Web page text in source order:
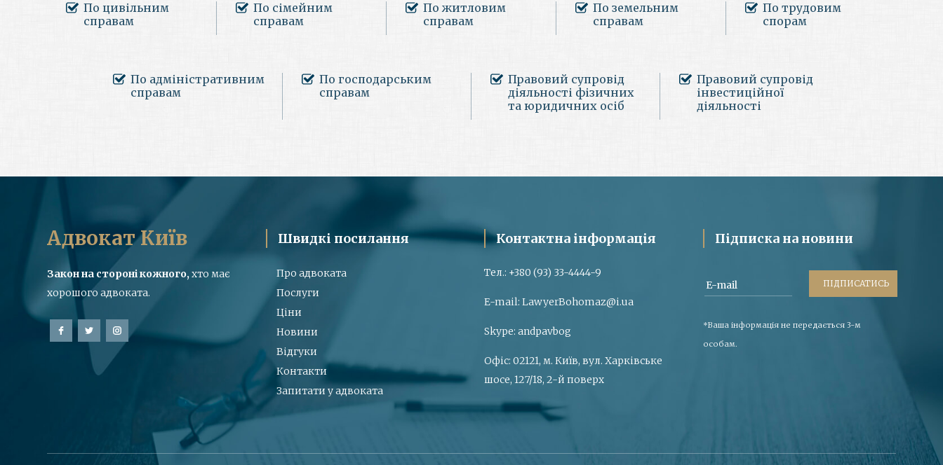
По цивільним
справам
По сімейним
справам
По житловим
справам
По земельним
справам
По трудовим
спорам
По адміністративним
справам
По господарським
справам
Правовий супровід
діяльності фізичних
та юридичних осіб
Правовий супровід
інвестиційної
діяльності
Адвокат Київ
Закон на стороні кожного,хто має
хорошого адвоката.
Швидкі посилання
Про адвоката
Послуги
Ціни
Новини
Відгуки
Контакти
Запитати у адвоката
Контактна інформація
Тел.: +380 (93) 33-4444-9
E-mail:LawyerBohomaz@i.ua
Skype:andpavbog
Офіс:02121, м. Київ, вул. Харківське
шосе, 127/18, 2-й поверх
Підписка на новини
E-mail ПІДПИСАТИСЬ
*Ваша інформація не передається 3-м
особам.